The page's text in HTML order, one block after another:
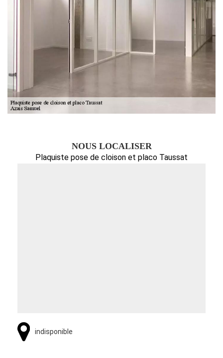
NOUS LOCALISER
Plaquiste pose de cloison et placo Taussat
indisponible